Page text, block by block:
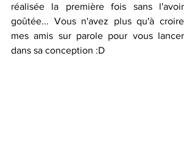
réalisée la première fois sans l'avoir
goûtée... Vous n'avez plus qu'à croire
mes amis sur parole pour vous lancer
dans sa conception :D